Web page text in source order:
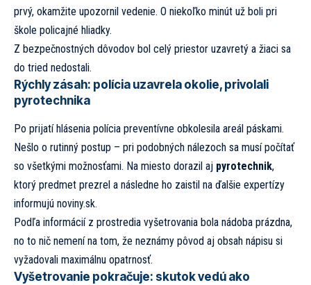
prvý, okamžite upozornil vedenie. O niekoľko minút už boli pri
škole policajné hliadky.
Z bezpečnostných dôvodov bol celý priestor uzavretý a žiaci sa
do tried nedostali.
Rýchly zásah: polícia uzavrela okolie, privolali
pyrotechnika
Po prijatí hlásenia polícia preventívne obkolesila areál páskami.
Nešlo o rutinný postup – pri podobných nálezoch sa musí počítať
so všetkými možnosťami. Na miesto dorazil aj pyrotechnik,
ktorý predmet prezrel a následne ho zaistil na ďalšie expertízy
informujú noviny.sk.
Podľa informácií z prostredia vyšetrovania bola nádoba prázdna,
no to nič nemení na tom, že neznámy pôvod aj obsah nápisu si
vyžadovali maximálnu opatrnosť.
Vyšetrovanie pokračuje: skutok vedú ako